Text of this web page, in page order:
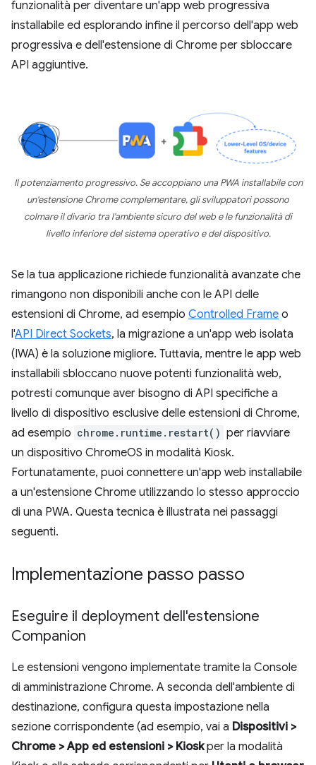
funzionalità per diventare un'app web progressiva
installabile ed esplorando infine il percorso dell'app web
progressiva e dell'estensione di Chrome per sbloccare
API aggiuntive.
Il potenziamento progressivo. Se accoppiano una PWA installabile con
un'estensione Chrome complementare, gli sviluppatori possono
colmare il divario tra l'ambiente sicuro del web e le funzionalità di
livello inferiore del sistema operativo e del dispositivo.
Se la tua applicazione richiede funzionalità avanzate che
rimangono non disponibili anche con le API delle
estensioni di Chrome, ad esempio Controlled Frame o
l'API Direct Sockets, la migrazione a un'app web isolata
(IWA) è la soluzione migliore. Tuttavia, mentre le app web
installabili sbloccano nuove potenti funzionalità web,
potresti comunque aver bisogno di API specifiche a
livello di dispositivo esclusive delle estensioni di Chrome,
ad esempio chrome.runtime.restart() per riavviare
un dispositivo ChromeOS in modalità Kiosk.
Fortunatamente, puoi connettere un'app web installabile
a un'estensione Chrome utilizzando lo stesso approccio
di una PWA. Questa tecnica è illustrata nei passaggi
seguenti.
Implementazione passo passo
Eseguire il deployment dell'estensione
Companion
Le estensioni vengono implementate tramite la Console
di amministrazione Chrome. A seconda dell'ambiente di
destinazione, configura questa impostazione nella
sezione corrispondente (ad esempio, vai a Dispositivi >
Chrome > App ed estensioni > Kioskper la modalità